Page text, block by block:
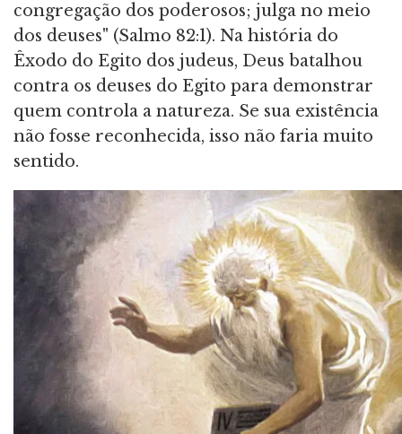
congregação dos poderosos; julga no meio
dos deuses" (Salmo 82:1). Na história do
Êxodo do Egito dos judeus, Deus batalhou
contra os deuses do Egito para demonstrar
quem controla a natureza. Se sua existência
não fosse reconhecida, isso não faria muito
sentido.